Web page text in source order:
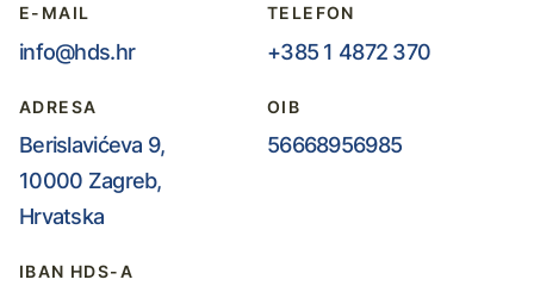
E-MAIL
info@hds.hr
TELEFON
+385 1 4872 370
ADRESA
Berislavićeva 9,
10000 Zagreb,
Hrvatska
OIB
56668956985
IBAN HDS-A